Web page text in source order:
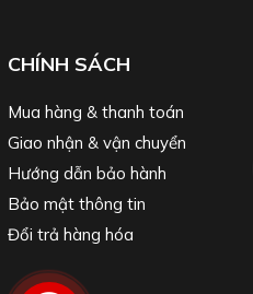
CHÍNH SÁCH
Mua hàng & thanh toán
Giao nhận & vận chuyển
Hướng dẫn bảo hành
Bảo mật thông tin
Đổi trả hàng hóa